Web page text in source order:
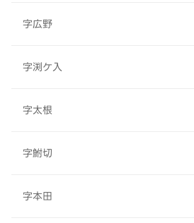
字広野
字渕ケ入
字太根
字鮒切
字本田